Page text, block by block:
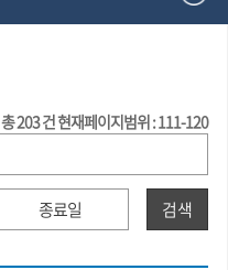
총203건현재페이지범위 : 111-120
검색